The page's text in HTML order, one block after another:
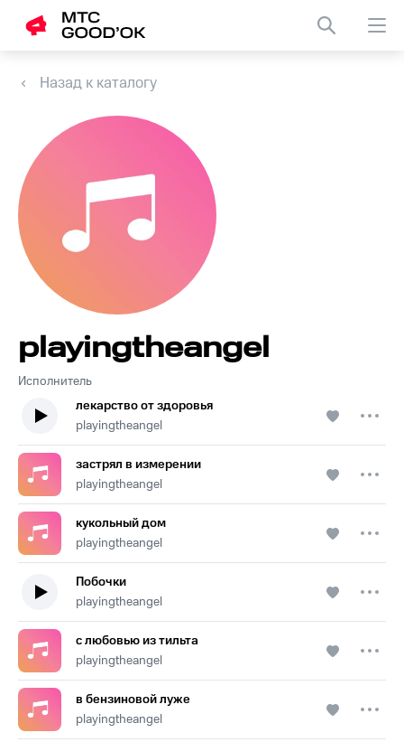
Назад к каталогу
Исполнитель
playingtheangel
лекарство от здоровья
playingtheangel
застрял в измерении
playingtheangel
кукольный дом
playingtheangel
Побочки
playingtheangel
с любовью из тильта
playingtheangel
в бензиновой луже
playingtheangel